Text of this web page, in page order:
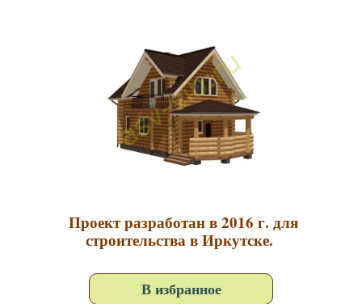
Проект разработан в 2016 г. для
строительства в Иркутске.
В избранное